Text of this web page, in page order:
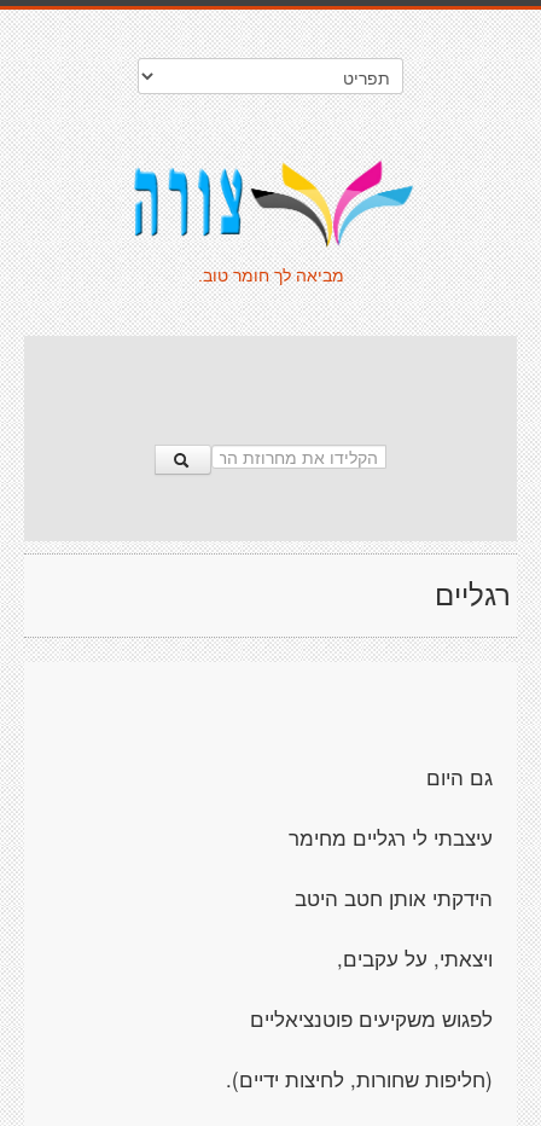
מביאה לך חומר טוב.
רגליים
גם היום
עיצבתי לי רגליים מחימר
הידקתי אותן חטב היטב
ויצאתי, על עקבים,
לפגוש משקיעים פוטנציאליים
(חליפות שחורות, לחיצות ידיים).